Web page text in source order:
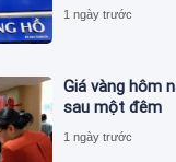
1 ngày trước
Giá vàng hôm
sau một đêm
1 ngày trước